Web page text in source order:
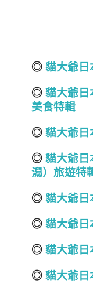
◎ 貓大爺日
◎ 貓大爺日
美食特輯
◎ 貓大爺日
◎ 貓大爺日
潟） 旅遊特
◎ 貓大爺日
◎ 貓大爺日
◎ 貓大爺日
◎ 貓大爺日